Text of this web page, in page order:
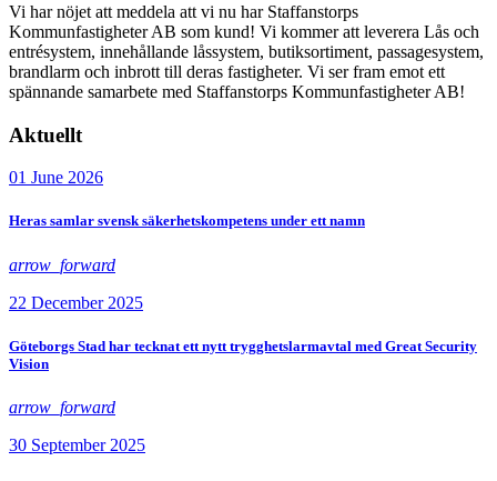
Vi har nöjet att meddela att vi nu har Staffanstorps
Kommunfastigheter AB som kund! Vi kommer att leverera Lås och
entrésystem, innehållande låssystem, butiksortiment, passagesystem,
brandlarm och inbrott till deras fastigheter. Vi ser fram emot ett
spännande samarbete med Staffanstorps Kommunfastigheter AB!
Aktuellt
01 June 2026
Heras samlar svensk säkerhetskompetens under ett namn
arrow_forward
22 December 2025
Göteborgs Stad har tecknat ett nytt trygghetslarmavtal med Great Security
Vision
arrow_forward
30 September 2025